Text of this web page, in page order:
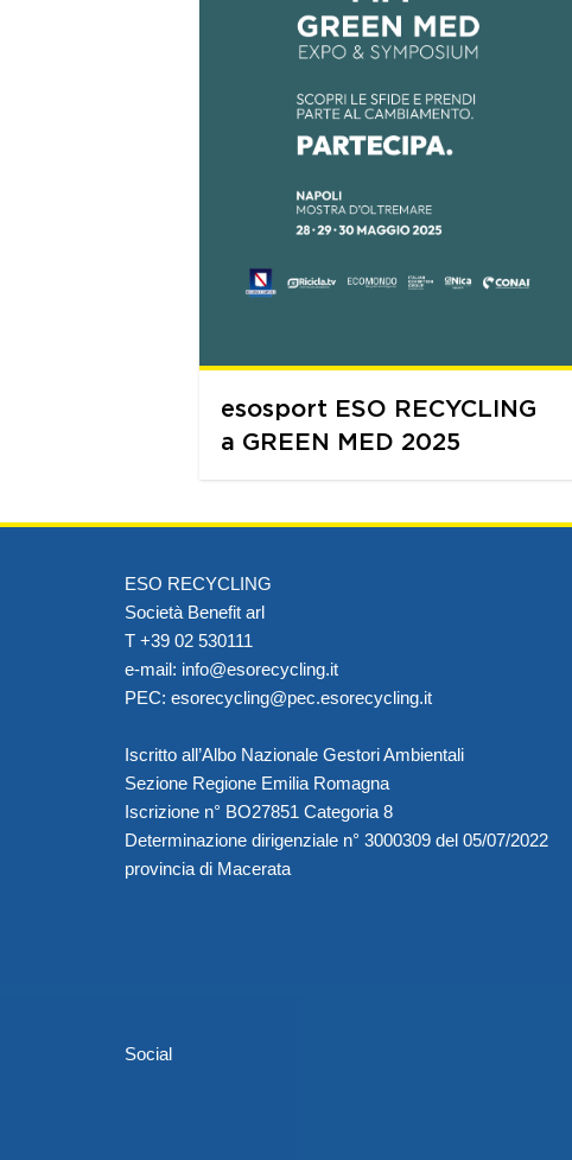
esosport ESO RECYCLING
a GREEN MED 2025
ESO RECYCLING
Società Benefit arl
T +39 02 530111
e-mail: info@esorecycling.it
PEC: esorecycling@pec.esorecycling.it
Iscritto all’Albo Nazionale Gestori Ambientali
Sezione Regione Emilia Romagna
Iscrizione n° BO27851 Categoria 8
Determinazione dirigenziale n° 3000309 del 05/07/2022
provincia di Macerata
Social